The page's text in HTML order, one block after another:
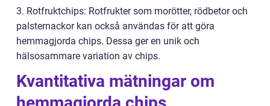
3. Rotfruktchips: Rotfrukter som morötter, rödbetor och
palsternackor kan också användas för att göra
hemmagjorda chips. Dessa ger en unik och
hälsosammare variation av chips.
Kvantitativa mätningar om